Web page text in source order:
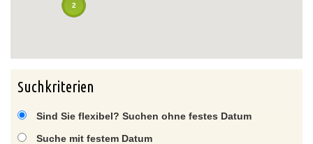
2
Suchkriterien
Sind Sie flexibel? Suchen ohne festes Datum
Suche mit festem Datum